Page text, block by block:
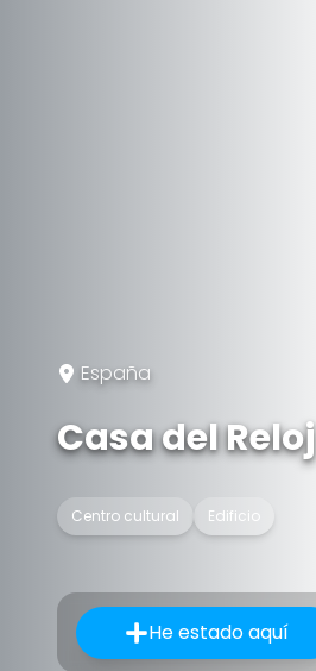
España
Casa del Reloj
Centro cultural Edificio
He estado aquí